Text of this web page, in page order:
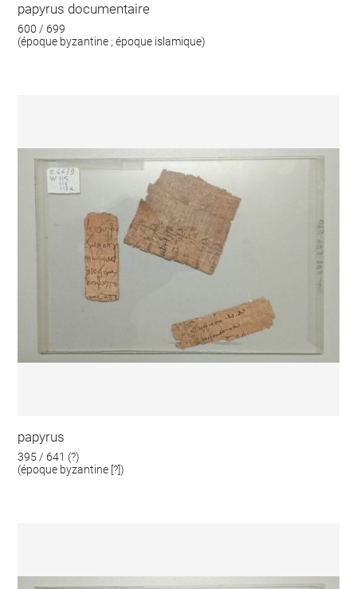
papyrus documentaire
600 / 699
(époque byzantine ; époque islamique)
papyrus
395 / 641 (?)
(époque byzantine [?])